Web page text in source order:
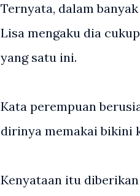
Ternyata, dalam
Lisa mengaku dia
yang satu ini.
Kata perempuan
dirinya memakai bikini
Kenyataan itu